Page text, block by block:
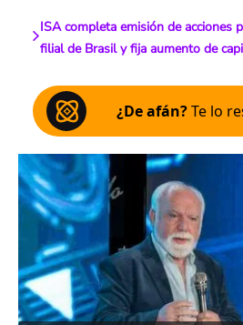
ISA completa emisión de acciones
filial de Brasil y fija aumento de
¿De afán?Te lo